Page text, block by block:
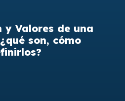
y Valores de una
son, cómo